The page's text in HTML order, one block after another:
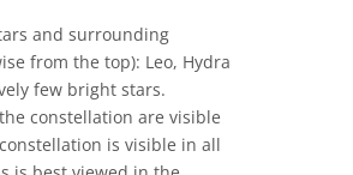
and surrounding
from the top): Leo, Hydra
few bright stars.
constellation are visible
is visible in all